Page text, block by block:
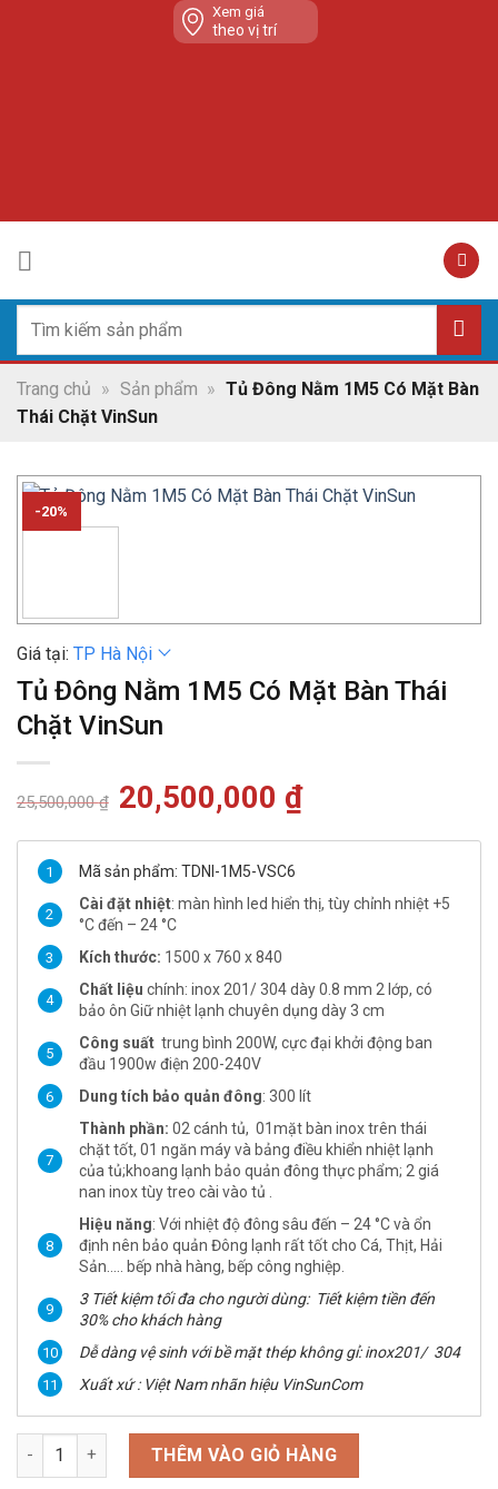
Xem giá
theo vị trí
kiếm:
Trang chủ » Sản phẩm » Tủ Đông Nằm 1M5 Có Mặt Bàn
Thái Chặt VinSun
-20%
Giá tại: TP Hà Nội
Tủ Đông Nằm 1M5 Có Mặt Bàn Thái
Chặt VinSun
25,500,000₫ Giá
gốc
20,500,000 ₫Giá
Mã sản phẩm: TDNI-1M5-VSC6
Cài đặt nhiệt: màn hình led hiển thị, tùy chỉnh nhiệt +5
°C đến – 24 °C
Kích thước: 1500 x 760 x 840
Chất liệu chính: inox 201/ 304 dày 0.8 mm 2 lớp, có
bảo ôn Giữ nhiệt lạnh chuyên dụng dày 3 cm
Công suấttrung bình 200W, cực đại khởi động ban
đầu 1900w điện 200-240V
Dung tích bảo quản đông: 300 lít
Thành phần: 02 cánh tủ, 01mặt bàn inox trên thái
chặt tốt, 01 ngăn máy và bảng điều khiển nhiệt lạnh
của tủ;khoang lạnh bảo quản đông thực phẩm; 2 giá
nan inox tùy treo cài vào tủ .
Hiệu năng: Với nhiệt độ đông sâu đến – 24 °C và ổn
định nên bảo quản Đông lạnh rất tốt cho Cá, Thịt, Hải
Sản….. bếp nhà hàng, bếp công nghiệp.
3 Tiết kiệm tối đa cho người dùng: Tiết kiệm tiền đến
30% cho khách hàng
Dễ dàng vệ sinh với bề mặt thép không gỉ: inox201/ 304
Xuất xứ : Việt Nam nhãn hiệu VinSunCom
Tủ Đông Nằm 1M5 Có Mặt Bàn Thái Chặt VinSun số lượng
THÊM VÀO GIỎ HÀNG